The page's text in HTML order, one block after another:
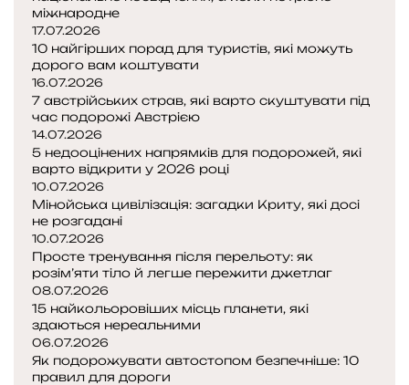
т
и
п
і
д
ч
а
с
п
о
д
о
р
о
ж
і
міжнародне
17.07.2026
10 найгірших порад для туристів, які можуть
дорого вам коштувати
16.07.2026
7 австрійських страв, які варто скуштувати під
час подорожі Австрією
14.07.2026
5 недооцінених напрямків для подорожей, які
варто відкрити у 2026 році
10.07.2026
Мінойська цивілізація: загадки Криту, які досі
не розгадані
10.07.2026
Просте тренування після перельоту: як
розім’яти тіло й легше пережити джетлаг
08.07.2026
15 найкольоровіших місць планети, які
здаються нереальними
06.07.2026
Як подорожувати автостопом безпечніше: 10
правил для дороги